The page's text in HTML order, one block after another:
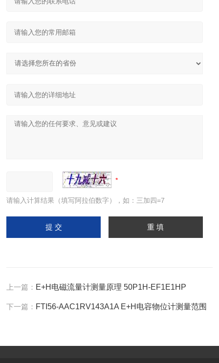
请输入计算结果（填写阿拉伯数字），如：三加四=7
上一篇： E+H电磁流量计测量原理 50P1H-EF1E1HP
下一篇： FTI56-AAC1RV143A1A E+H电容物位计测量范围